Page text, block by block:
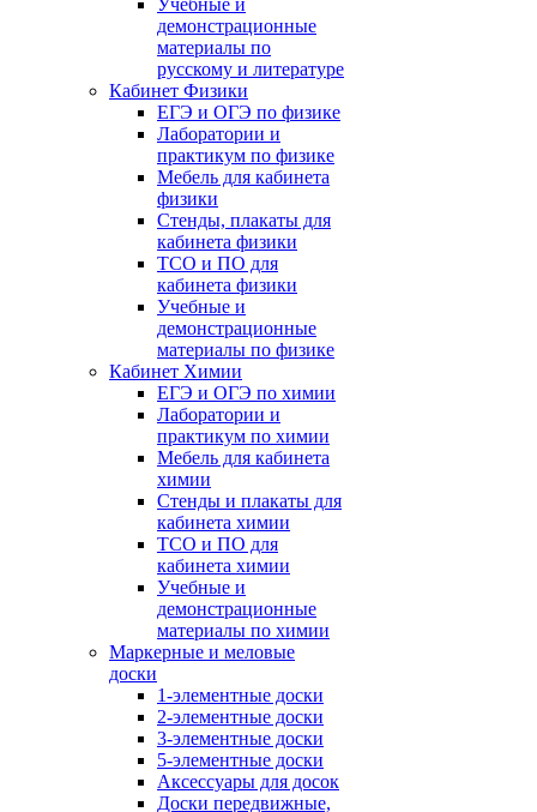
Учебные и
демонстрационные
материалы по
русскому и литературе
Кабинет Физики
ЕГЭ и ОГЭ по физике
Лаборатории и
практикум по физике
Мебель для кабинета
физики
Стенды, плакаты для
кабинета физики
ТСО и ПО для
кабинета физики
Учебные и
демонстрационные
материалы по физике
Кабинет Химии
ЕГЭ и ОГЭ по химии
Лаборатории и
практикум по химии
Мебель для кабинета
химии
Стенды и плакаты для
кабинета химии
ТСО и ПО для
кабинета химии
Учебные и
демонстрационные
материалы по химии
Маркерные и меловые
доски
1-элементные доски
2-элементные доски
3-элементные доски
5-элементные доски
Аксессуары для досок
Доски передвижные,